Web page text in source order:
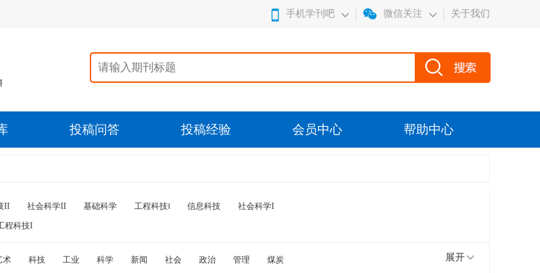
手机学刊吧 微信关注 关于我们
投稿问答 投稿经验 会员中心 帮助中心
II 社会科学II 基础科学 工程科技‖ 信息科技
社会科学I
程科技I
术 科技 工业 科学 新闻 社会 政治 管理
煤炭
展开